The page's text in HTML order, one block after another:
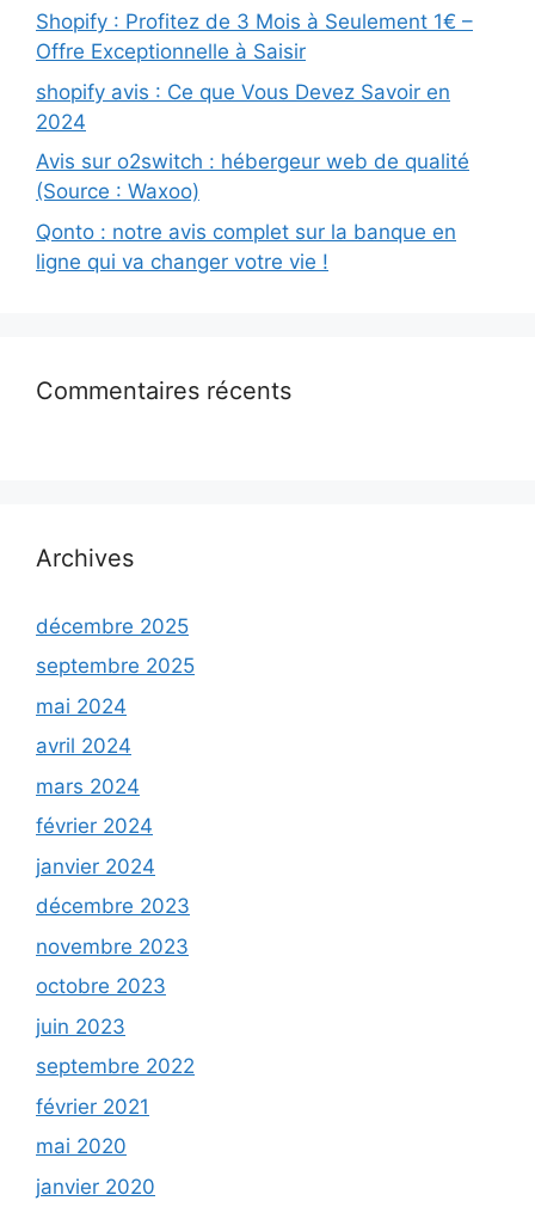
Shopify : Profitez de 3 Mois à Seulement 1€ –
Offre Exceptionnelle à Saisir
shopify avis : Ce que Vous Devez Savoir en
2024
Avis sur o2switch : hébergeur web de qualité
(Source : Waxoo)
Qonto : notre avis complet sur la banque en
ligne qui va changer votre vie !
Commentaires récents
Archives
décembre 2025
septembre 2025
mai 2024
avril 2024
mars 2024
février 2024
janvier 2024
décembre 2023
novembre 2023
octobre 2023
juin 2023
septembre 2022
février 2021
mai 2020
janvier 2020